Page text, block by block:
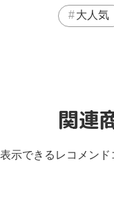
大人気
関連
表示できるレコメン